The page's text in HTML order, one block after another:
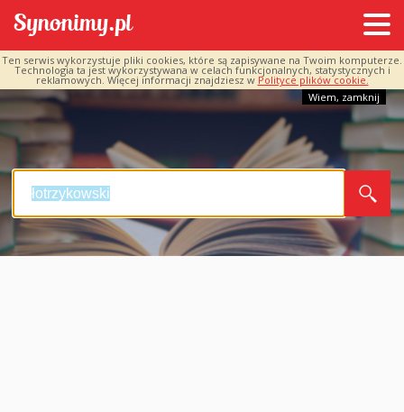
Ten serwis wykorzystuje pliki cookies, które są zapisywane na Twoim komputerze.
Technologia ta jest wykorzystywana w celach funkcjonalnych, statystycznych i
reklamowych. Więcej informacji znajdziesz w Polityce plików cookie.
Wiem, zamknij